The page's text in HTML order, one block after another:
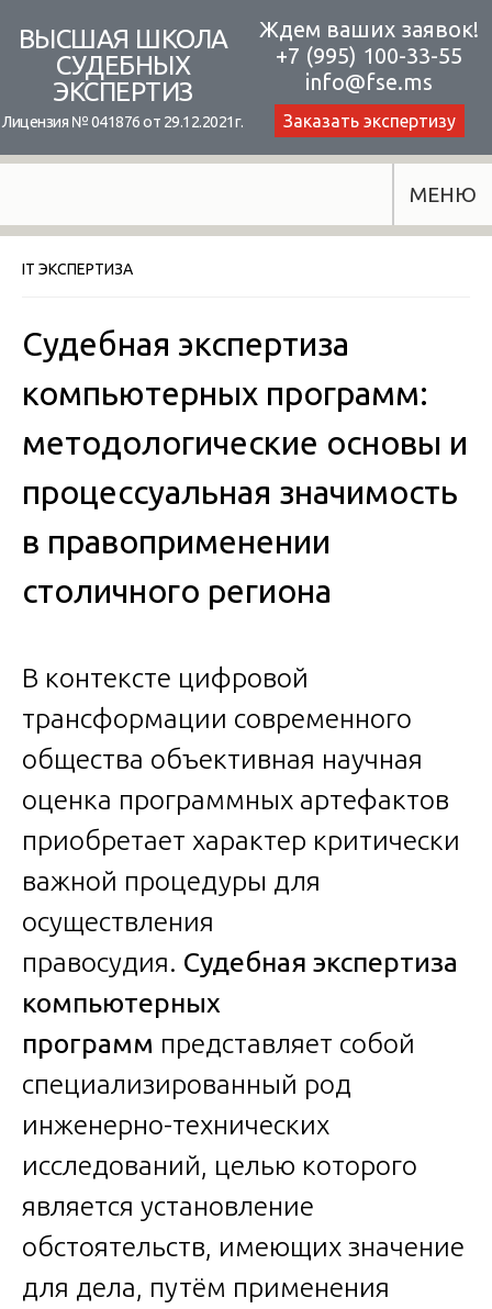
content
ВЫСШАЯ ШКОЛА
СУДЕБНЫХ
ЭКСПЕРТИЗ
Лицензия № 041876 от 29.12.2021г.
Ждем ваших заявок!
+7 (995) 100-33-55
info@fse.ms
Заказать экспертизу
МЕНЮ
IT ЭКСПЕРТИЗА
Судебная экспертиза
компьютерных программ:
методологические основы и
процессуальная значимость
в правоприменении
столичного региона
В контексте цифровой
трансформации современного
общества объективная научная
оценка программных артефактов
приобретает характер критически
важной процедуры для
осуществления
правосудия. Судебная экспертиза
компьютерных
программ представляет собой
специализированный род
инженерно-технических
исследований, целью которого
является установление
обстоятельств, имеющих значение
для дела, путём применения